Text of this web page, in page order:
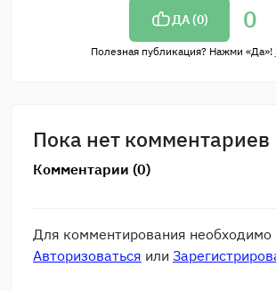
ДА (0) 0
Полезная публикация? Нажми «Да»!
Пока нет комментариев
Комментарии (0)
Для комментирования необходимо
Авторизоваться или